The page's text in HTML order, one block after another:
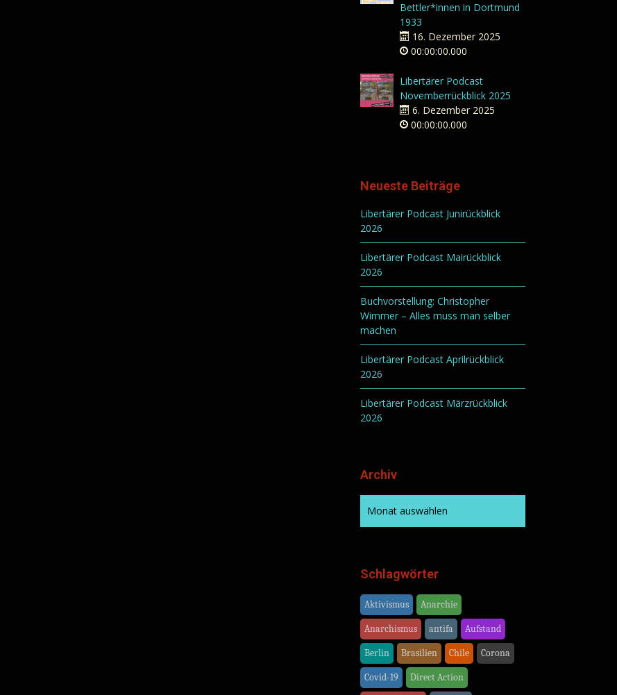
Bettler*innen in Dortmund
1933
16. Dezember 2025
00:00:00.000
Libertärer Podcast
Novemberrückblick 2025
6. Dezember 2025
00:00:00.000
Neueste Beiträge
Libertärer Podcast Junirückblick
2026
Libertärer Podcast Mairückblick
2026
Buchvorstellung: Christopher
Wimmer – Alles muss man selber
machen
Libertärer Podcast Aprilrückblick
2026
Libertärer Podcast Märzrückblick
2026
Archiv
Schlagwörter
Aktivismus Anarchie
Anarchismus antifa Aufstand
Berlin Brasilien Chile Corona
Covid-19 Direct Action